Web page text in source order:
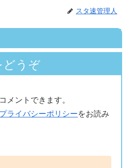
スタ速管理人
どうぞ
メントできます。
プライバシーポリシーをお読み